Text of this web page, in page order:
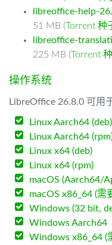
libreoffice-help-
51 MB (Torrent 种
libreoffice-
225 MB (Torrent
操作系统
LibreOffice 26.8.0 可用
Linux Aarch64 (deb)
Linux Aarch64
Linux x64 (deb)
Linux x64 (rpm)
macOS (Aarch64/
macOS x86_64 (需
Windows (32 bit,
Windows Aarch64
Windows x86_64 (